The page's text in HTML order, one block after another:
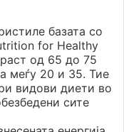
базата со
for Healthy
од 65 до 75
меѓу 20 и 35. Тие
видови диети во
сите